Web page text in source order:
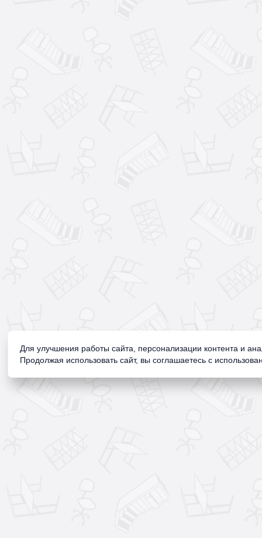
Для улучшения работы сайта, персонализации контента и
Продолжая использовать сайт, вы соглашаетесь с